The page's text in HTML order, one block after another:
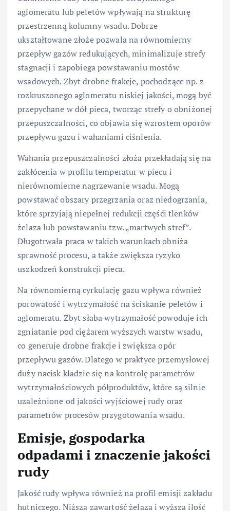
aglomeratu lub peletów wpływają na strukturę
przestrzenną kolumny wsadu. Dobrze
ukształtowane złoże pozwala na równomierny
przepływ gazów redukujących, minimalizuje strefy
stagnacji i zapobiega powstawaniu mostów
wsadowych. Zbyt drobne frakcje, pochodzące np. z
rozkruszonego aglomeratu niskiej jakości, mogą być
przepychane w dół pieca, tworząc strefy o obniżonej
przepuszczalności, co objawia się wzrostem oporów
przepływu gazu i wahaniami ciśnienia.
Wahania przepuszczalności złoża przekładają się na
zakłócenia w profilu temperatur w piecu i
nierównomierne nagrzewanie wsadu. Mogą
powstawać obszary przegrzania oraz niedogrzania,
które sprzyjają niepełnej redukcji częśći tlenków
żelaza lub powstawaniu tzw. „martwych stref”.
Długotrwała praca w takich warunkach obniża
sprawność procesu, a także zwiększa ryzyko
uszkodzeń konstrukcji pieca.
Na równomierną cyrkulację gazu wpływa również
porowatość i wytrzymałość na ściskanie peletów i
aglomeratu. Zbyt słaba wytrzymałość powoduje ich
zgniatanie pod ciężarem wyższych warstw wsadu,
co generuje drobne frakcje i zwiększa opór
przepływu gazów. Dlatego w praktyce przemysłowej
duży nacisk kładzie się na kontrolę parametrów
wytrzymałościowych półproduktów, które są silnie
uzależnione od jakości wyjściowej rudy oraz
parametrów procesów przygotowania wsadu.
Emisje, gospodarka
odpadami i znaczenie jakości
rudy
Jakość rudy wpływa również na profil emisji zakładu
hutniczego. Niższa zawartość żelaza i wyższa ilość